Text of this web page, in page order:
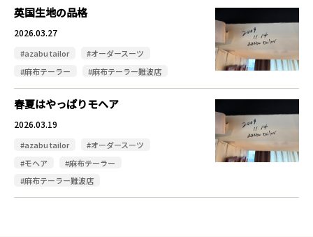
英国生地の品格
2026.03.27
#azabu tailor
#オーダースーツ
#麻布テーラー
#麻布テーラー難波店
春夏はやっぱりモヘア
2026.03.19
#azabu tailor
#オーダースーツ
#モヘア
#麻布テーラー
#麻布テーラー難波店